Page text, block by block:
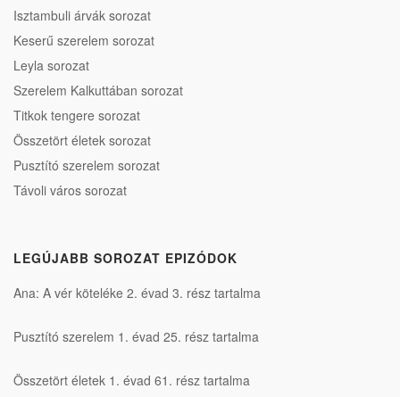
Isztambuli árvák sorozat
Keserű szerelem sorozat
Leyla sorozat
Szerelem Kalkuttában sorozat
Titkok tengere sorozat
Összetört életek sorozat
Pusztító szerelem sorozat
Távoli város sorozat
LEGÚJABB SOROZAT EPIZÓDOK
Ana: A vér köteléke 2. évad 3. rész tartalma
Pusztító szerelem 1. évad 25. rész tartalma
Összetört életek 1. évad 61. rész tartalma